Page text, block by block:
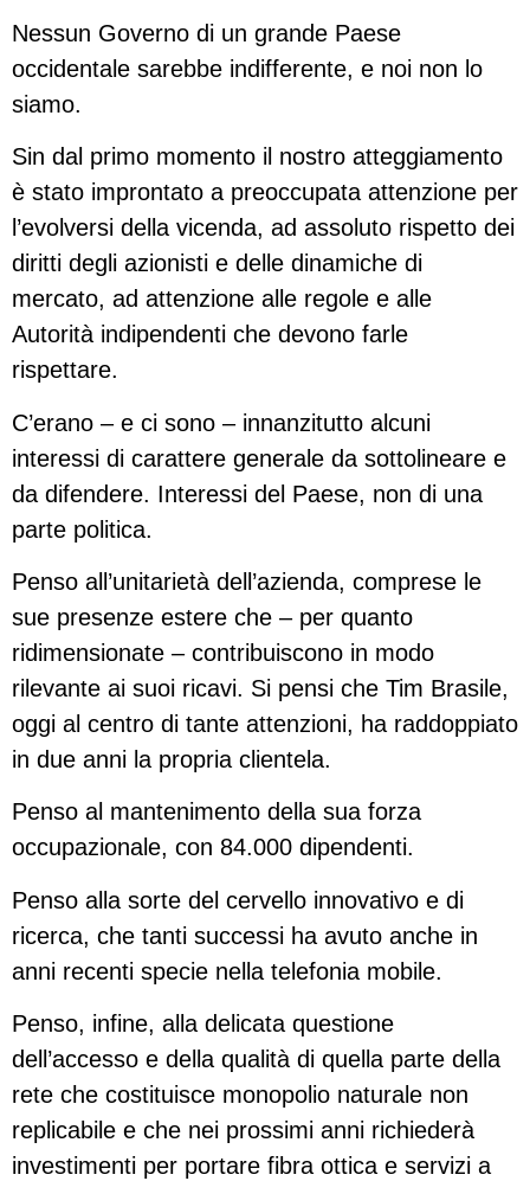
Nessun Governo di un grande Paese
occidentale sarebbe indifferente, e noi non lo
siamo.
Sin dal primo momento il nostro atteggiamento
è stato improntato a preoccupata attenzione per
l’evolversi della vicenda, ad assoluto rispetto dei
diritti degli azionisti e delle dinamiche di
mercato, ad attenzione alle regole e alle
Autorità indipendenti che devono farle
rispettare.
C’erano – e ci sono – innanzitutto alcuni
interessi di carattere generale da sottolineare e
da difendere. Interessi del Paese, non di una
parte politica.
Penso all’unitarietà dell’azienda, comprese le
sue presenze estere che – per quanto
ridimensionate – contribuiscono in modo
rilevante ai suoi ricavi. Si pensi che Tim Brasile,
oggi al centro di tante attenzioni, ha raddoppiato
in due anni la propria clientela.
Penso al mantenimento della sua forza
occupazionale, con 84.000 dipendenti.
Penso alla sorte del cervello innovativo e di
ricerca, che tanti successi ha avuto anche in
anni recenti specie nella telefonia mobile.
Penso, infine, alla delicata questione
dell’accesso e della qualità di quella parte della
rete che costituisce monopolio naturale non
replicabile e che nei prossimi anni richiederà
investimenti per portare fibra ottica e servizi a